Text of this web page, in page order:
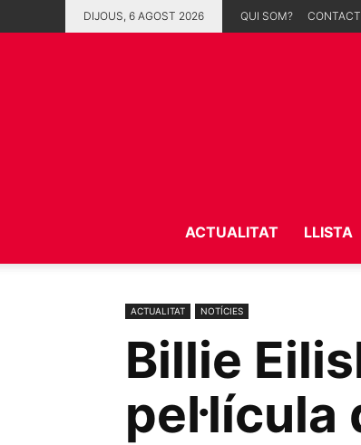
DIJOUS, 6 AGOST 2026 QUI SOM?
ACTUALITAT LLISTA
ACTUALITAT NOTÍCIES
Billie
pel·lícula